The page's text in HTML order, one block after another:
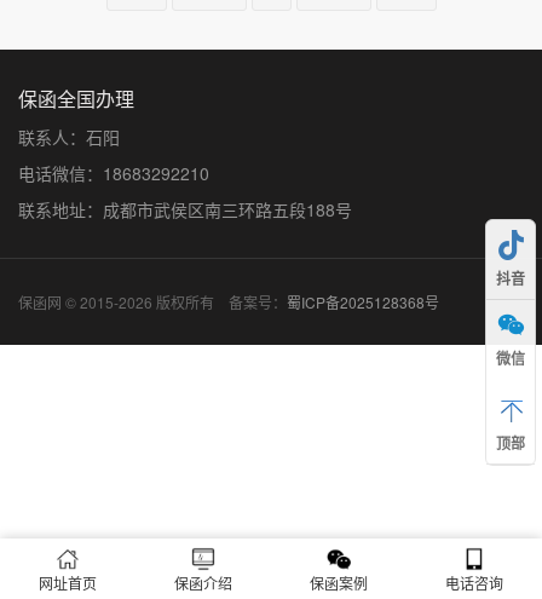
保函全国办理
联系人：石阳
电话微信：18683292210
联系地址：成都市武侯区南三环路五段188号
保函网 © 2015-2026 版权所有 备案号： 蜀ICP备2025128368号
网址首页 保函介绍 保函案例 电话咨询
抖音
微信
顶部